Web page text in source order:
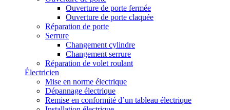
Ouverture de porte fermée
Ouverture de porte claquée
Réparation de porte
Serrure
Changement cylindre
Changement serrure
Réparation de volet roulant
Électricien
Mise en norme électrique
Dépannage électrique
Remise en conformité d’un tableau électrique